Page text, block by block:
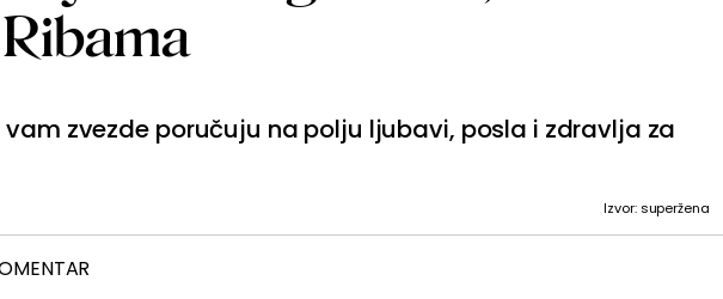
zvezde poručuju na polju ljubavi, posla i zdravlja za
Izvor: superžena